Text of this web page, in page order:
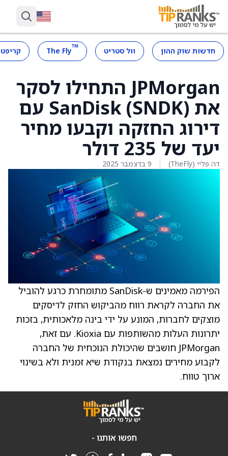
חדשות שוק ההון וול סטריט ™
The Fly
JPMorgan התחילו לסקר
את SanDisk (SNDK) עם
דירוג החזקה וקבעו מחיר
יעד של 235 דולר
דה פליי (TheFly) 9 בדצמבר 2025
הפירמה מאמינים ש-SanDisk מתומחרת כרגע להוביל
את החברה לקראת רווח מהביקוש החזק לדיסקים
מוצקים לחברות, המונע על ידי בינה מלאכותית, בזכות
יתרונות העלות מהשותפות עם Kioxia. עם זאת,
JPMorgan חושבים שהיכולת הנוכחית של החברה
לקבוע מחירים נמצאת בנקודת שיא זמנית ולא בשינוי
ארוך טווח.
חפשו אותנו -